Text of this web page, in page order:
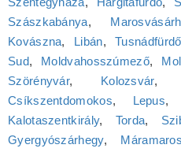
Szászkabánya,
Kovászna, Libán,Tusnádfürdő
Sud, Moldvahosszúmező,
Szörényvár, Kolozsvár,
Csíkszentdomokos, Lepus,
Kalotaszentkirály, Torda,
Gyergyószárhegy,